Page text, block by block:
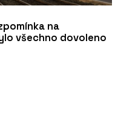
na
všechno dovoleno